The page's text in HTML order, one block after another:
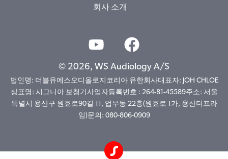
회사 소개
© 2026, WS Audiology A/S
법인명: 더블유에스오디올로지코리아 유한회사대표자: JOH CHLOE
상표명: 시그니아 보청기사업자등록번호 : 264-81-45589주소: 서울
특별시 용산구 원효로90길 11, 업무동 22층(원효로 1가, 용산더프라
임)문의: 080-806-0909